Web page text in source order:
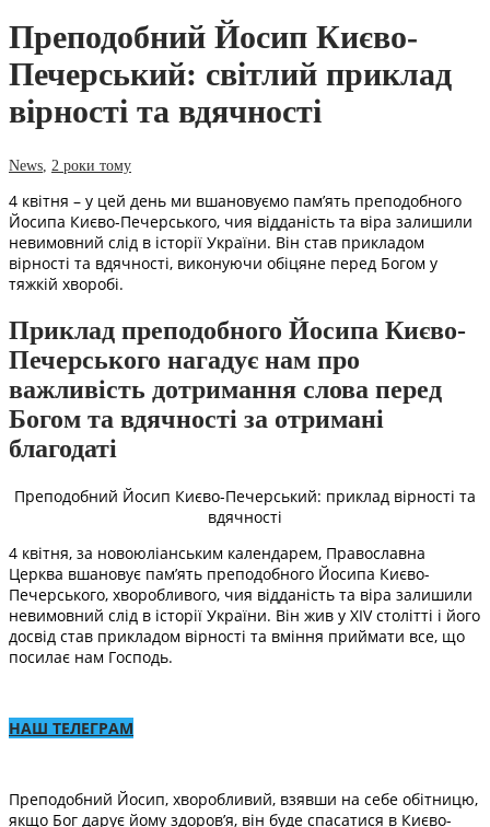
Преподобний Йосип Києво-
Печерський: світлий приклад
вірності та вдячності
News 2 роки тому
4 квітня – у цей день ми вшановуємо пам’ять преподобного
Йосипа Києво-Печерського, чия відданість та віра залишили
невимовний слід в історії України. Він став прикладом
вірності та вдячності, виконуючи обіцяне перед Богом у
тяжкій хворобі.
Приклад преподобного Йосипа Києво-
Печерського нагадує нам про
важливість дотримання слова перед
Богом та вдячності за отримані
благодаті
Преподобний Йосип Києво-Печерський: приклад вірності та
вдячності
4 квітня, за новоюліанським календарем, Православна
Церква вшановує пам’ять преподобного Йосипа Києво-
Печерського, хворобливого, чия відданість та віра залишили
невимовний слід в історії України. Він жив у XIV столітті і його
досвід став прикладом вірності та вміння приймати все, що
посилає нам Господь.
НАШ ТЕЛЕГРАМ
Преподобний Йосип, хворобливий, взявши на себе обітницю,
якщо Бог дарує йому здоров’я, він буде спасатися в Києво-